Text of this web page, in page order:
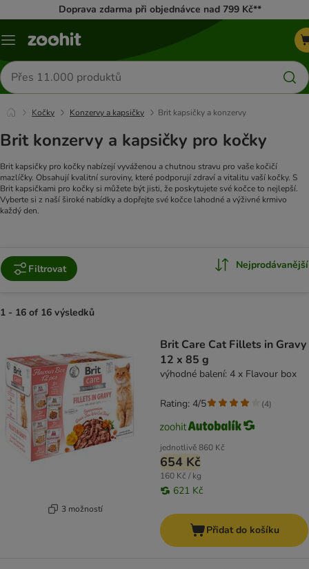
Doprava zdarma při objednávce nad 799 Kč**
Menu
Hledat
produkty
Kočky Konzervy a kapsičky Brit kapsičky a konzervy
Brit konzervy a kapsičky pro kočky
Brit kapsičky pro kočky nabízejí vyváženou a chutnou stravu pro vaše kočičí
mazlíčky. Obsahují kvalitní suroviny, které podporují zdraví a vitalitu vaší kočky. S
Brit kapsičkami pro kočky si můžete být jisti, že poskytujete své kočce to nejlepší.
Vyberte si z naší široké nabídky a dopřejte své kočce lahodné a výživné krmivo
každý den.
Filtrovat Nejprodávanější
1 - 16 of 16 výsledků
3 možností
Brit Care Cat Fillets in Gravy
12 x 85 g
výhodné balení: 4 x Flavour box
jednotlivě860 Kč
654 Kč
160 Kč / kg
621 Kč
Rating: 4/5 (4)
Přidat do košíku